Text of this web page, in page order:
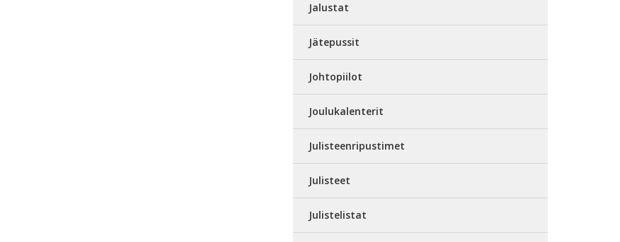
Jalustat
Jätepussit
Johtopiilot
Joulukalenterit
Julisteenripustimet
Julisteet
Julistelistat